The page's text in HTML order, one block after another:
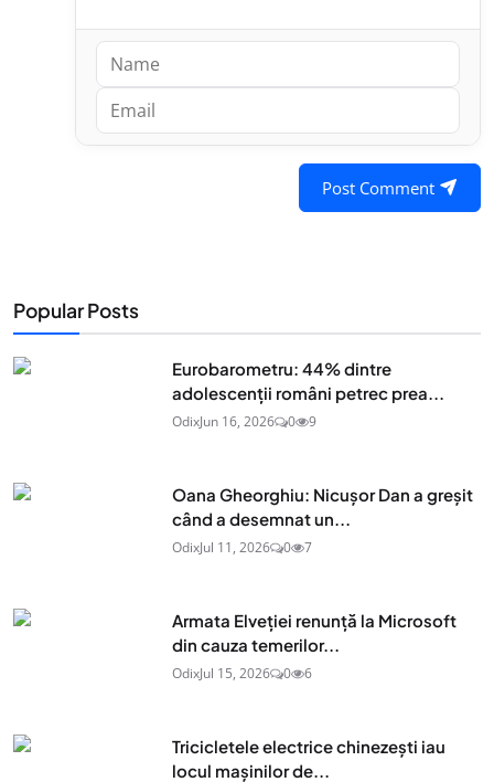
Post Comment
Popular Posts
Eurobarometru: 44% dintre
adolescenţii români petrec prea...
OdixJun 16, 2026 0 9
Oana Gheorghiu: Nicușor Dan a greșit
când a desemnat un...
OdixJul 11, 2026 0 7
Armata Elveției renunță la Microsoft
din cauza temerilor...
OdixJul 15, 2026 0 6
Tricicletele electrice chinezești iau
locul mașinilor de...